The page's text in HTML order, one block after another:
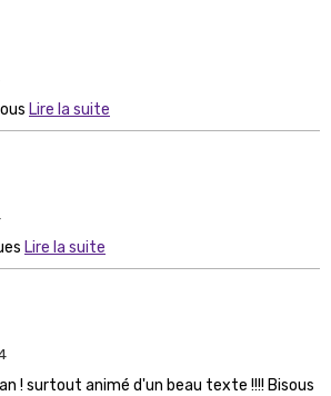
Lire la suite
Lire la suite
! surtout animé d'un beau texte !!!! Bisous